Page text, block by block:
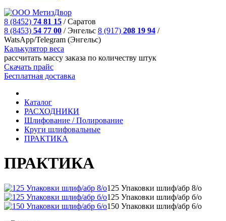
8 (8452) 74 81 15 /Саратов
8 (8453) 54 77 00 /Энгельс 8 (917) 208 19 94 /
WatsApp/Telegram (Энгельс)
Калькулятор веса
рассчитать массу заказа по количеству штук
Скачать прайс
Бесплатная доставка
Каталог
РАСХОДНИКИ
Шлифование / Полирование
Круги шлифовальные
ПРАКТИКА
ПРАКТИКА
125 Упаковки шлиф/абр 8/о
125 Упаковки шлиф/абр б/о
150 Упаковки шлиф/абр 6/о